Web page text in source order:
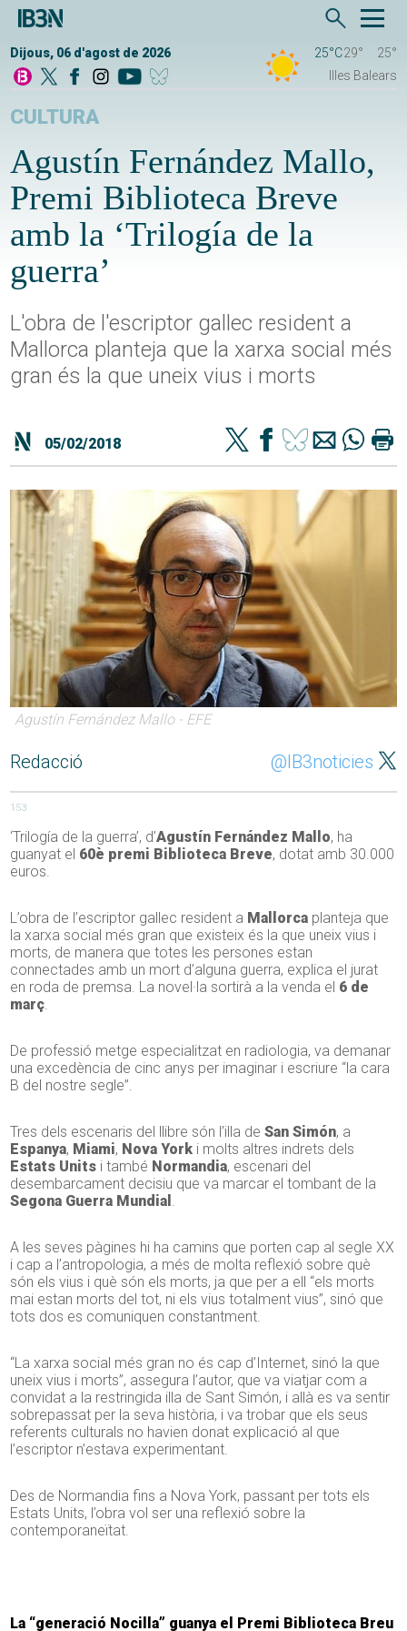
Dijous, 06 d'agost de 2026 25°C29°
25°
Illes Balears
CULTURA
Agustín Fernández Mallo,
Premi Biblioteca Breve
amb la ‘Trilogía de la
guerra’
L'obra de l'escriptor gallec resident a
Mallorca planteja que la xarxa social més
gran és la que uneix vius i morts
05/02/2018
Agustín Fernández Mallo - EFE
Redacció @IB3noticies
153
‘Trilogía de la guerra’, d’Agustín Fernández Mallo, ha
guanyat el 60è premi Biblioteca Breve, dotat amb 30.000
euros.
L’obra de l’escriptor gallec resident a Mallorca planteja que
la xarxa social més gran que existeix és la que uneix vius i
morts, de manera que totes les persones estan
connectades amb un mort d’alguna guerra, explica el jurat
en roda de premsa. La novel·la sortirà a la venda el 6 de
març.
De professió metge especialitzat en radiologia, va demanar
una excedència de cinc anys per imaginar i escriure “la cara
B del nostre segle”.
Tres dels escenaris del llibre són l’illa de San Simón, a
Espanya, Miami, Nova York i molts altres indrets dels
Estats Units i també Normandia, escenari del
desembarcament decisiu que va marcar el tombant de la
Segona Guerra Mundial .
A les seves pàgines hi ha camins que porten cap al segle XX
i cap a l’antropologia, a més de molta reflexió sobre què
són els vius i què són els morts, ja que per a ell “els morts
mai estan morts del tot, ni els vius totalment vius”, sinó que
tots dos es comuniquen constantment.
“La xarxa social més gran no és cap d’Internet, sinó la que
uneix vius i morts”, assegura l’autor, que va viatjar com a
convidat a la restringida illa de Sant Simón, i allà es va sentir
sobrepassat per la seva història, i va trobar que els seus
referents culturals no havien donat explicació al que
l’escriptor n’estava experimentant.
Des de Normandia fins a Nova York, passant per tots els
Estats Units, l’obra vol ser una reflexió sobre la
contemporaneïtat.
La “generació Nocilla” guanya el Premi Biblioteca Breu